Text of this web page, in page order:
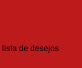
lista de desejos